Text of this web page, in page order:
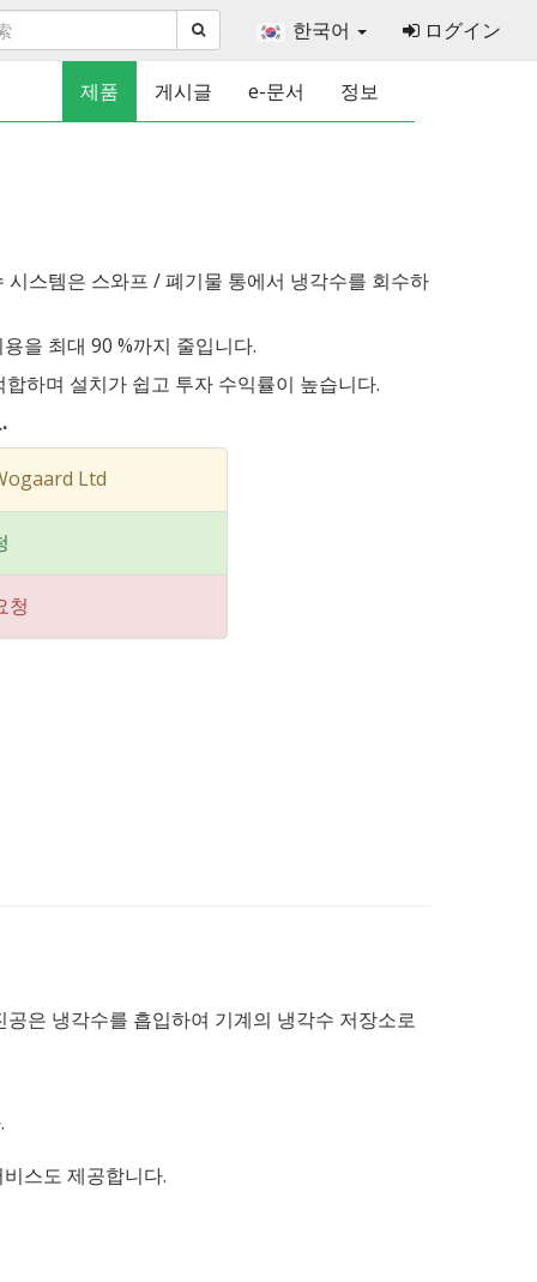
한국어 ログイン
제품 게시글 e-문서 정보
스템은 스와프 / 폐기물 통에서 냉각수를 회수하
을 최대 90 %까지 줄입니다.
하며 설치가 쉽고 투자 수익률이 높습니다.
Ltd
청
은 냉각수를 흡입하여 기계의 냉각수 저장소로
스도 제공합니다.